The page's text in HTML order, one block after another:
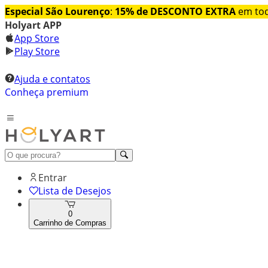
Especial São Lourenço: 15% de DESCONTO EXTRA em
Holyart APP
App Store
Play Store
Ajuda e contatos
Conheça premium
Entrar
Lista de Desejos
0
Carrinho de Compras